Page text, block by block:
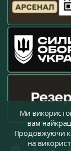
Ми
вам
Продовжуючи
на